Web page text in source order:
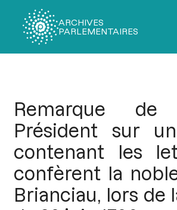
ARCHIVES
PARLEMENTAIRES
Remarque
Président sur
contenant les
confèrent la
Brianciau, lors de